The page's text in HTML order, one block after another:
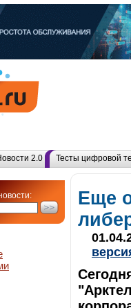
2.0 Тесты цифровой
Еще